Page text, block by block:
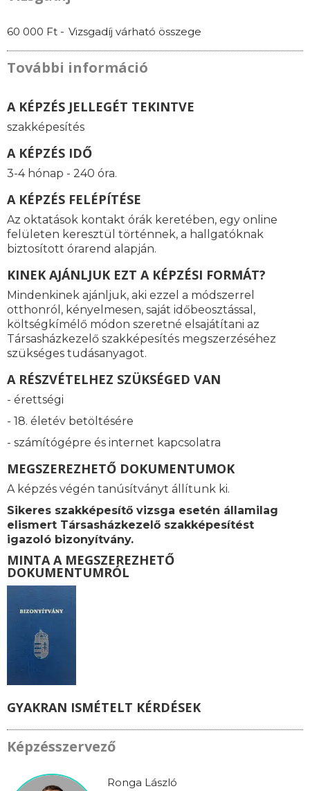
60 000 Ft - Vizsgadíj várható összege
További információ
A KÉPZÉS JELLEGÉT TEKINTVE
szakképesítés
A KÉPZÉS IDŐ
3-4 hónap - 240 óra.
A KÉPZÉS FELÉPÍTÉSE
Az oktatások kontakt órák keretében, egy online
felületen keresztül történnek, a hallgatóknak
biztosított órarend alapján.
KINEK AJÁNLJUK EZT A KÉPZÉSI FORMÁT?
Mindenkinek ajánljuk, aki ezzel a módszerrel
otthonról, kényelmesen, saját időbeosztással,
költségkímélő módon szeretné elsajátítani az
Társasházkezelő szakképesítés megszerzéséhez
szükséges tudásanyagot.
A RÉSZVÉTELHEZ SZÜKSÉGED VAN
- érettségi
- 18. életév betöltésére
- számítógépre és internet kapcsolatra
MEGSZEREZHETŐ DOKUMENTUMOK
A képzés végén tanúsítványt állítunk ki.
Sikeres szakképesítő vizsga esetén államilag
elismert Társasházkezelő szakképesítést
igazoló bizonyítvány.
MINTA A MEGSZEREZHETŐ
DOKUMENTUMRÓL
GYAKRAN ISMÉTELT KÉRDÉSEK
Képzésszervező
Ronga László